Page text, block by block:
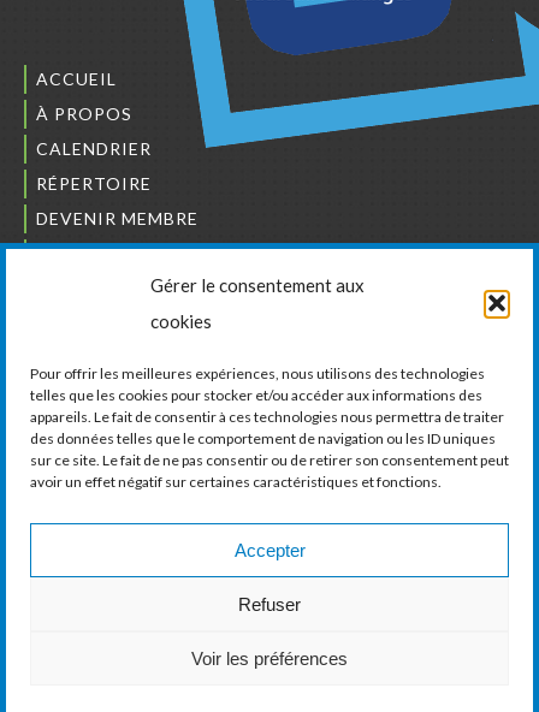
Gérer le consentement aux
cookies
Pour offrir les meilleures expériences, nous utilisons des technologies
telles que les cookies pour stocker et/ou accéder aux informations des
appareils. Le fait de consentir à ces technologies nous permettra de traiter
des données telles que le comportement de navigation ou les ID uniques
sur ce site. Le fait de ne pas consentir ou de retirer son consentement peut
avoir un effet négatif sur certaines caractéristiques et fonctions.
Accepter
Refuser
Voir les préférences
ACCUEIL
À PROPOS
CALENDRIER
RÉPERTOIRE
DEVENIR MEMBRE
NOUS JOINDRE
L’ORDRE DES BÂTISSEURS
LA CHAMBRE DE COMMERCE ET D’INDUSTRIE
DE VAUDREUIL-SOULANGES
11, boul. de la Cité-des-Jeunes, Suite 201